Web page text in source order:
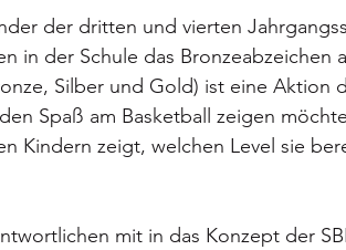
der dritten und vierten
in der Schule das Bronzeabzeichen
Silber und Gold) ist eine Aktion
Spaß am Basketball zeigen
Kindern zeigt, welchen Level sie
mit in das Konzept der